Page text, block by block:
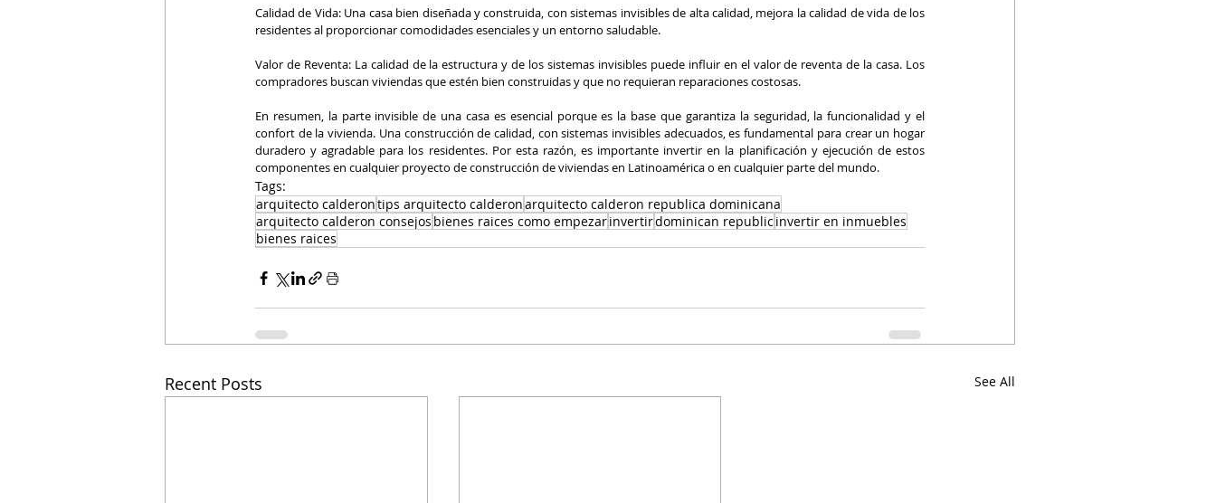
Calidad de Vida: Una casa bien diseñada y construida, con sistemas invisibles de alta calidad, mejora la calidad de vida de los
residentes al proporcionar comodidades esenciales y un entorno saludable.
Valor de Reventa: La calidad de la estructura y de los sistemas invisibles puede influir en el valor de reventa de la casa. Los
compradores buscan viviendas que estén bien construidas y que no requieran reparaciones costosas.
En resumen, la parte invisible de una casa es esencial porque es la base que garantiza la seguridad, la funcionalidad y el
confort de la vivienda. Una construcción de calidad, con sistemas invisibles adecuados, es fundamental para crear un hogar
duradero y agradable para los residentes. Por esta razón, es importante invertir en la planificación y ejecución de estos
componentes en cualquier proyecto de construcción de viviendas en Latinoamérica o en cualquier parte del mundo.
Tags:
arquitecto calderontips arquitecto calderonarquitecto calderon republica dominicana
arquitecto calderon consejos bienes raices como empezarinvertirdominican republic invertir en inmuebles
bienes raices
Recent Posts See All